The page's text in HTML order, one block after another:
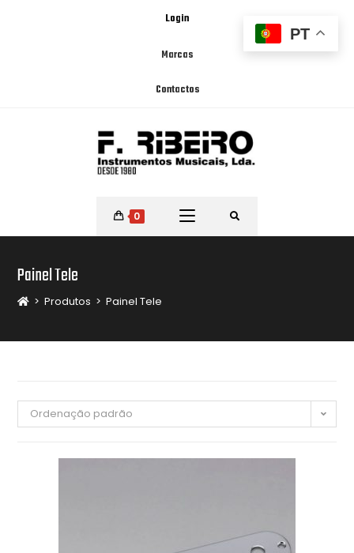
Login
Marcas
Contactos
0
Painel Tele
> Produtos > Painel Tele
Ordenação padrão
PT